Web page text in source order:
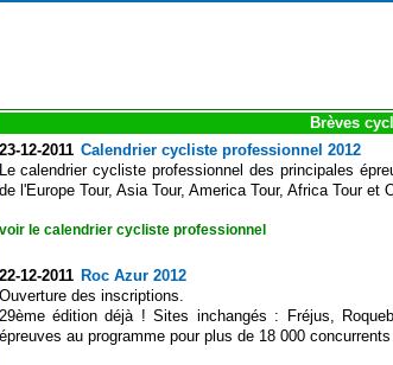
Brèves
23-12-2011 Calendrier cycliste professionnel 2012
Le calendrier cycliste professionnel des principales
de l'Europe Tour, Asia Tour, America Tour, Africa Tour et
voir le calendrier cycliste professionnel
22-12-2011 Roc Azur 2012
Ouverture des inscriptions.
29ème édition déjà ! Sites inchangés : Fréjus,
épreuves au programme pour plus de 18 000